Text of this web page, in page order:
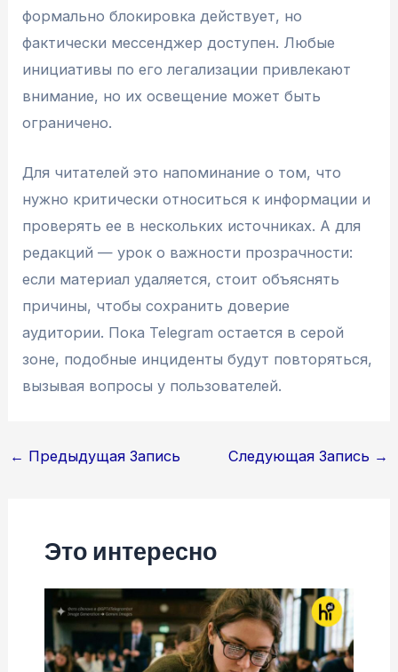
формально блокировка действует, но
фактически мессенджер доступен. Любые
инициативы по его легализации привлекают
внимание, но их освещение может быть
ограничено.
Для читателей это напоминание о том, что
нужно критически относиться к информации и
проверять ее в нескольких источниках. А для
редакций — урок о важности прозрачности:
если материал удаляется, стоит объяснять
причины, чтобы сохранить доверие
аудитории. Пока Telegram остается в серой
зоне, подобные инциденты будут повторяться,
вызывая вопросы у пользователей.
Навигация
← Предыдущая Запись Следующая Запись →
Это интересно